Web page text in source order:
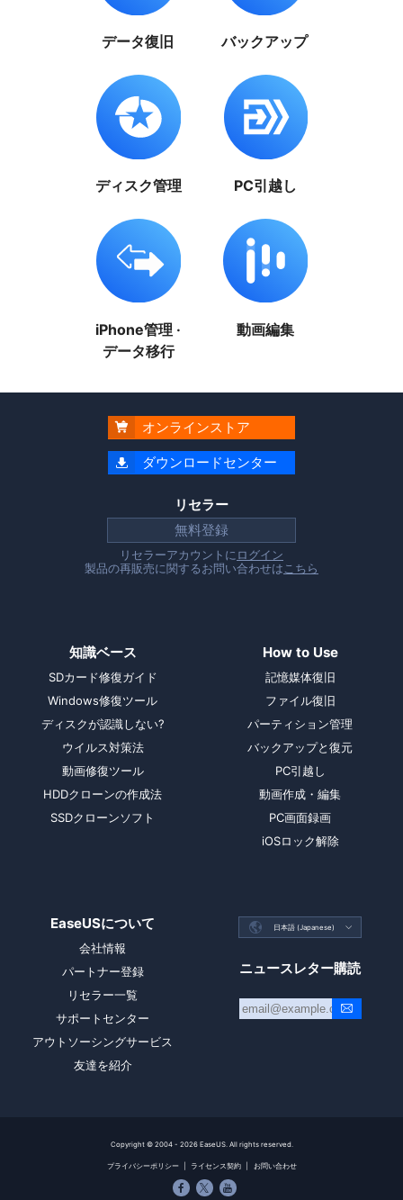
データ復旧 バックアップ
ディスク管理 PC引越し
iPhone管理 ·
データ移行
動画編集
 オンラインストア
 ダウンロードセンター
リセラー
無料登録
リセラーアカウントに ログイン
製品の再販売に関するお問い合わせは こちら
知識ベース
SDカード修復ガイド
Windows修復ツール
ディスクが認識しない?
ウイルス対策法
動画修復ツール
HDDクローンの作成法
SSDクローンソフト
How to Use
記憶媒体復旧
ファイル復旧
パーティション管理
バックアップと復元
PC引越し
動画作成・編集
PC画面録画
iOSロック解除
EaseUSについて
会社情報
パートナー登録
リセラー一覧
サポートセンター
アウトソーシングサービス
友達を紹介
 日本語 (Japanese) 
ニュースレター購読
Copyright © 2004 - 2026EaseUS. All rights reserved.
プライバシーポリシー ライセンス契約 お問い合わせ
  